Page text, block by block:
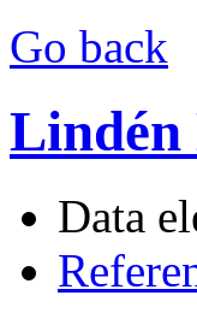
Go back
Data